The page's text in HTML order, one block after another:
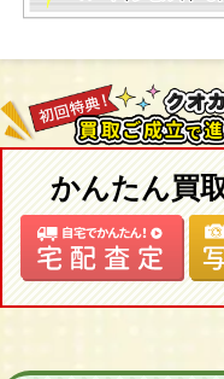
かんたん買